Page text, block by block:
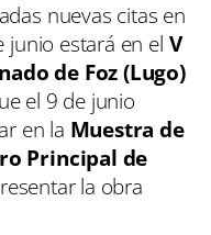
nuevas citas en
junio estará en el V
de Foz (Lugo)
el 9 de junio
en la Muestra de
Principal de
la obra